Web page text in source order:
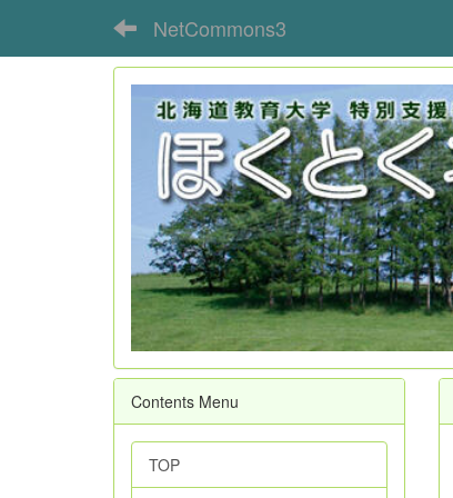
NetCommons3
Contents Menu
TOP